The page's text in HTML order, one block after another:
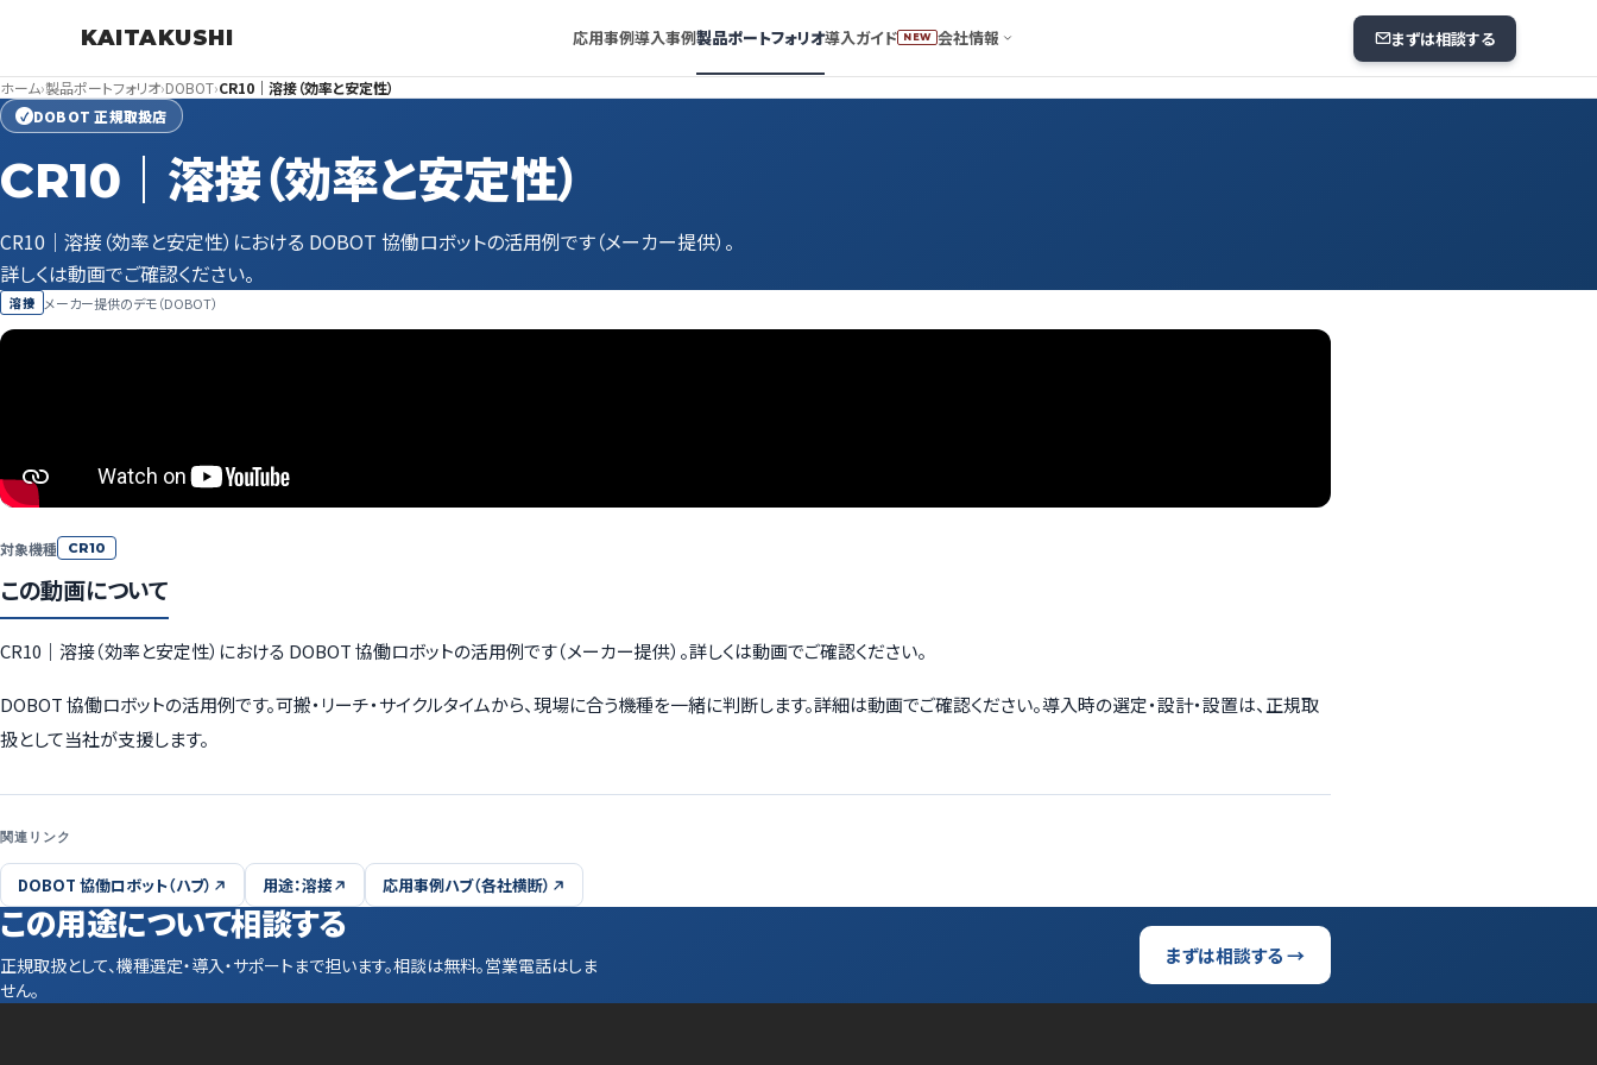
KAITAKUSHI 応用事例導入事例製品ポートフォリオ導入ガイド NEW 会社情報 まずは相談する
ホーム›製品ポートフォリオ›DOBOT›CR10｜溶接（効率と安定性）
✓ DOBOT 正規取扱店
CR10｜溶接（効率と安定性）
CR10｜溶接（効率と安定性）における DOBOT 協働ロボットの活用例です（メーカー提供）。
詳しくは動画でご確認ください。
溶接 メーカー提供のデモ（DOBOT）
対象機種 CR10
この動画について
CR10｜溶接（効率と安定性）における DOBOT 協働ロボットの活用例です（メーカー提供）。詳しくは動画でご確認ください。
DOBOT 協働ロボットの活用例です。可搬・リーチ・サイクルタイムから、現場に合う機種を一緒に判断します。詳細は動画でご確認ください。導入時の選定・設計・設置は、正規取
扱として当社が支援します。
関連リンク
DOBOT 協働ロボット（ハブ） 用途：溶接 応用事例ハブ（各社横断）
この用途について相談する
正規取扱として、機種選定・導入・サポートまで担います。相談は無料。営業電話はしま
せん。
まずは相談する →